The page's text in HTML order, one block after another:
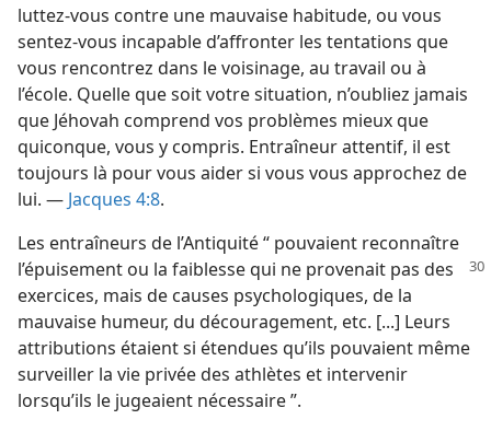
luttez-vous contre une mauvaise habitude, ou vous
sentez-vous incapable d’affronter les tentations que
vous rencontrez dans le voisinage, au travail ou à
l’école. Quelle que soit votre situation, n’oubliez jamais
que Jéhovah comprend vos problèmes mieux que
quiconque, vous y compris. Entraîneur attentif, il est
toujours là pour vous aider si vous vous approchez de
lui. — Jacques 4:8.
Les entraîneurs de l’Antiquité “ pouvaient reconnaître
l’épuisement ou la faiblessequi ne provenait pas des
exercices, mais de causes psychologiques, de la
mauvaise humeur, du découragement, etc. [...] Leurs
attributions étaient si étendues qu’ils pouvaient même
surveiller la vie privée des athlètes et intervenir
lorsqu’ils le jugeaient nécessaire ”.